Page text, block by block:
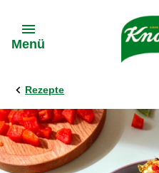
Menü
Rezepte